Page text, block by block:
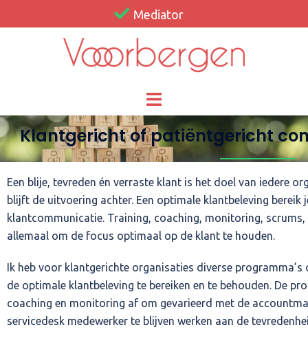
Mediator
Klantgericht of patiëntgericht
Een blije, tevreden én verraste klant is het doel van iedere
blijft de uitvoering achter. Een optimale klantbeleving bereik
klantcommunicatie. Training, coaching, monitoring,
allemaal om de focus optimaal op de klant te houden.
Ik heb voor klantgerichte organisaties diverse
de optimale klantbeleving te bereiken en te behouden. De
coaching en monitoring af om gevarieerd met de
servicedesk medewerker te blijven werken aan de